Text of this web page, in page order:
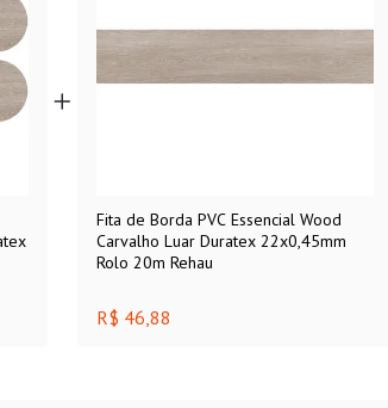
Fita de Borda PVC Essencial Wood
Carvalho Luar Duratex 22x0,45mm
Rolo 20m Rehau
R$ 46,88